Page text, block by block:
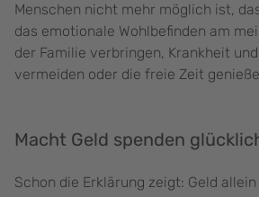
Menschen nicht mehr möglich ist,
das emotionale Wohlbefinden am
der Familie verbringen, Krankheit
vermeiden oder die freie Zeit
Macht Geld spenden
Schon die Erklärung zeigt: Geld